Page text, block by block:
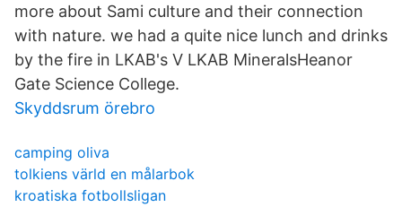
more about Sami culture and their connection
with nature. we had a quite nice lunch and drinks
by the fire in LKAB's V LKAB MineralsHeanor
Gate Science College.
Skyddsrum örebro
camping oliva
tolkiens värld en målarbok
kroatiska fotbollsligan